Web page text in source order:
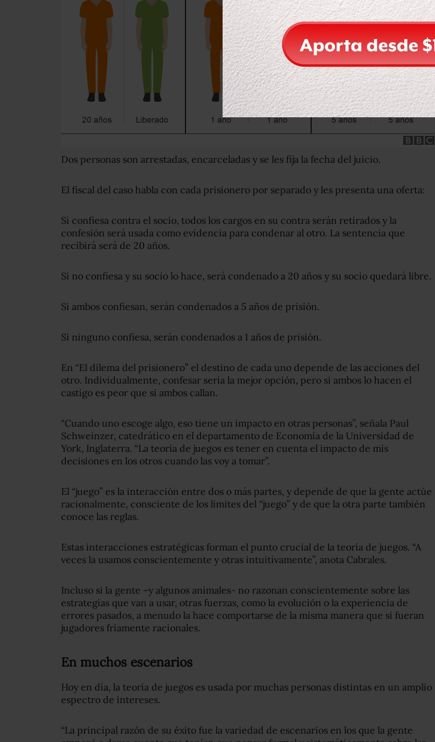
Dos personas son arrestadas, encarceladas y se les fija la fecha del juicio.
El fiscal del caso habla con cada prisionero por separado y les presenta una oferta:
Si confiesa contra el socio, todos los cargos en su contra serán retirados y la
confesión será usada como evidencia para condenar al otro. La sentencia que
recibirá será de 20 años.
Si no confiesa y su socio lo hace, será condenado a 20 años y su socio quedará libre.
Si ambos confiesan, serán condenados a 5 años de prisión.
Si ninguno confiesa, serán condenados a 1 años de prisión.
En “El dilema del prisionero” el destino de cada uno depende de las acciones del
otro. Individualmente, confesar sería la mejor opción, pero si ambos lo hacen el
castigo es peor que si ambos callan.
“Cuando uno escoge algo, eso tiene un impacto en otras personas”, señala Paul
Schweinzer, catedrático en el departamento de Economía de la Universidad de
York, Inglaterra. “La teoría de juegos es tener en cuenta el impacto de mis
decisiones en los otros cuando las voy a tomar”.
El “juego” es la interacción entre dos o más partes, y depende de que la gente actúe
racionalmente, consciente de los límites del “juego” y de que la otra parte también
conoce las reglas.
Estas interacciones estratégicas forman el punto crucial de la teoría de juegos. “A
veces la usamos conscientemente y otras intuitivamente”, anota Cabrales.
Incluso si la gente –y algunos animales- no razonan conscientemente sobre las
estrategias que van a usar, otras fuerzas, como la evolución o la experiencia de
errores pasados, a menudo la hace comportarse de la misma manera que si fueran
jugadores fríamente racionales.
En muchos escenarios
Hoy en día, la teoría de juegos es usada por muchas personas distintas en un amplio
espectro de intereses.
“La principal razón de su éxito fue la variedad de escenarios en los que la gente